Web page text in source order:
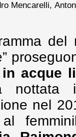
Mencarelli,
acque
nottata
nel